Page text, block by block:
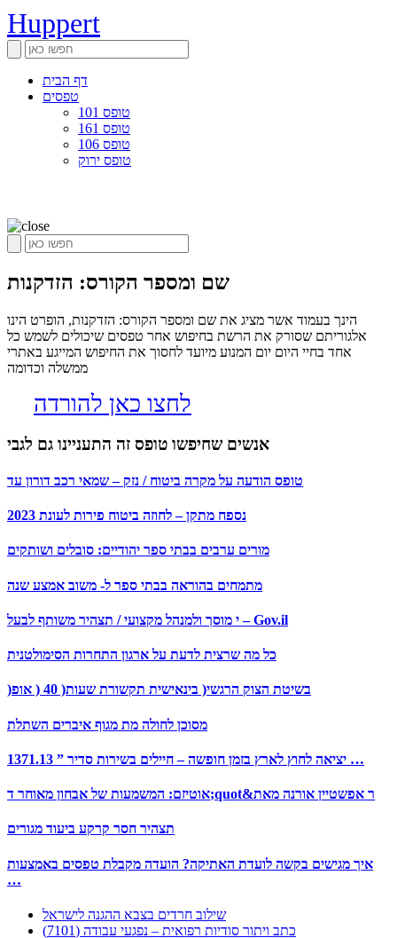
Huppert
דף הבית
טפסים
טופס 101
טופס 161
טופס 106
טופס ירוק
שם ומספר הקורס: הזדקנות
הינך בעמוד אשר מציג את שם ומספר הקורס: הזדקנות, הופרט הינו
אלגוריתם שסורק את הרשת בחיפוש אחר טפסים שיכולים לשמש כל
אחד בחיי היום יום המנוע מיועד לחסוך את החיפוש המייגע באתרי
ממשלה וכדומה
לחצו כאן להורדה
אנשים שחיפשו טופס זה התעניינו גם לגבי
טופס הודעה על מקרה ביטוח / נזק – שמאי רכב דורון עד
נספח מתקן – לחוזה ביטוח פירות לעונת 2023
מורים ערבים בבתי ספר יהודיים: סובלים ושותקים
מתמחים בהוראה בבתי ספר ל- משוב אמצע שנה
י מוסך ולמנהל מקצועי / תצהיר משותף לבעל – Gov.il
כל מה שרצית לדעת על ארגון התחרות הסימולטנית
)בשיטת הצוק הרגשי( בינאישית תקשורת שעות( 40 ( אופ
מסוכן לחולה מת מגוף איברים השתלת
1371.13 ” יציאה לחוץ לארץ בזמן חופשה – חיילים בשירות סדיר …
אוטיזם: המשמעות של אבחון מאוחר ד;quot&ר אפשטיין אורנה מאת
תצהיר חסר קרקע ביעוד מגורים
איך מגישים בקשה לועדת האתיקה? הועדה מקבלת טפסים באמצעות
…
שילוב חרדים בצבא ההגנה לישראל
כתב ויתור סודיות רפואית – נפגעי עבודה (7101)